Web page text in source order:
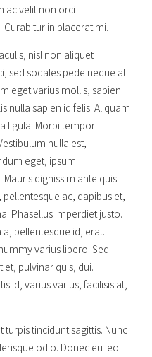
ac velit non orci
in placerat mi.
nisl non aliquet
sed sodales pede neque at
eget varius mollis, sapien
nulla sapien id felis. Aliquam
ligula. Morbi tempor
nulla est,
eget, ipsum.
dignissim ante quis
ac, dapibus et,
Phasellus imperdiet justo.
pellentesque id, erat.
varius libero. Sed
pulvinar quis, dui.
id, varius varius, facilisis at,
turpis tincidunt sagittis. Nunc
odio. Donec eu leo.